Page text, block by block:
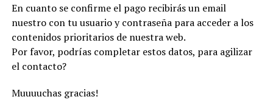
En cuanto se confirme el pago recibirás un email
nuestro con tu usuario y contraseña para acceder a los
contenidos prioritarios de nuestra web.
Por favor, podrías completar estos datos, para agilizar
el contacto?
Muuuuchas gracias!